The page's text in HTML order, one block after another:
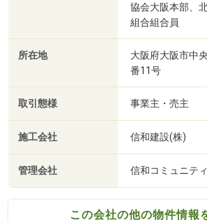
宮地病院(徒歩12分・約910m)
協会大阪本部、
組合組合員
所在地
大阪府大阪市中
番11号
取引態様 事業主・売主
施工会社 信和建設(株)
管理会社 信和コミュニテ
この会社の他の物件情報